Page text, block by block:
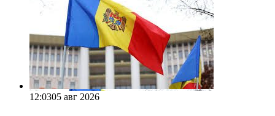
12:0305 авг 2026